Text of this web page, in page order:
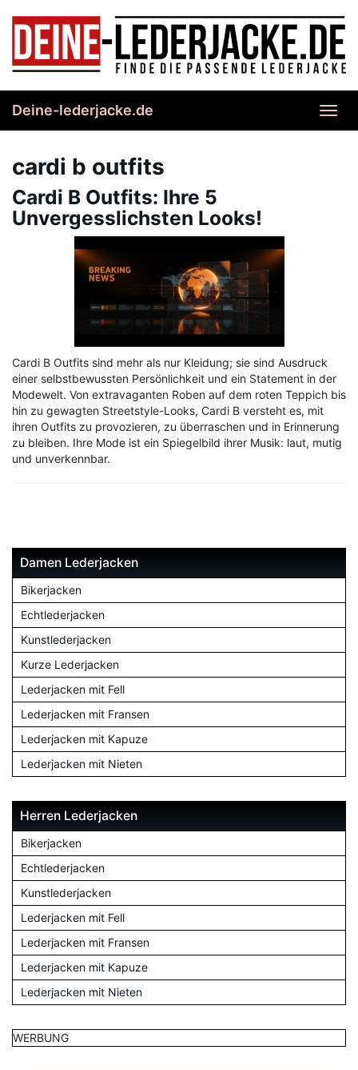
content
Deine-lederjacke.de
cardi b outfits
Cardi B Outfits: Ihre 5
Unvergesslichsten Looks!
Cardi B Outfits sind mehr als nur Kleidung; sie sind Ausdruck
einer selbstbewussten Persönlichkeit und ein Statement in der
Modewelt. Von extravaganten Roben auf dem roten Teppich bis
hin zu gewagten Streetstyle-Looks, Cardi B versteht es, mit
ihren Outfits zu provozieren, zu überraschen und in Erinnerung
zu bleiben. Ihre Mode ist ein Spiegelbild ihrer Musik: laut, mutig
und unverkennbar.
Damen Lederjacken
Bikerjacken
Echtlederjacken
Kunstlederjacken
Kurze Lederjacken
Lederjacken mit Fell
Lederjacken mit Fransen
Lederjacken mit Kapuze
Lederjacken mit Nieten
Herren Lederjacken
Bikerjacken
Echtlederjacken
Kunstlederjacken
Lederjacken mit Fell
Lederjacken mit Fransen
Lederjacken mit Kapuze
Lederjacken mit Nieten
WERBUNG